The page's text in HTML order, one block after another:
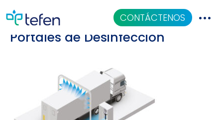
CONTÁCTENOS
Aplicaciones
Centro De Conocimiento
Soluciones de Tefen Para
Portales de Desinfección